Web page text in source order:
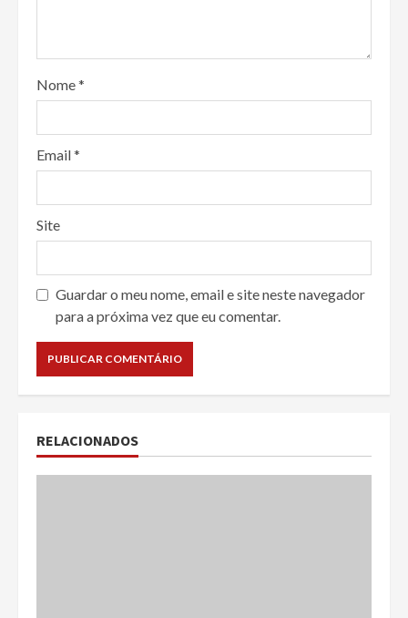
Nome*
Email*
Site
Guardar o meu nome, email e site neste navegador
para a próxima vez que eu comentar.
RELACIONADOS